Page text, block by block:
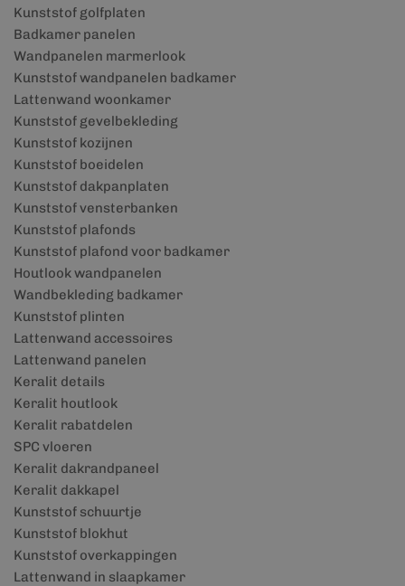
Kunststof golfplaten
Badkamer panelen
Wandpanelen marmerlook
Kunststof wandpanelen badkamer
Lattenwand woonkamer
Kunststof gevelbekleding
Kunststof kozijnen
Kunststof boeidelen
Kunststof dakpanplaten
Kunststof vensterbanken
Kunststof plafonds
Kunststof plafond voor badkamer
Houtlook wandpanelen
Wandbekleding badkamer
Kunststof plinten
Lattenwand accessoires
Lattenwand panelen
Keralit details
Keralit houtlook
Keralit rabatdelen
SPC vloeren
Keralit dakrandpaneel
Keralit dakkapel
Kunststof schuurtje
Kunststof blokhut
Kunststof overkappingen
Lattenwand in slaapkamer